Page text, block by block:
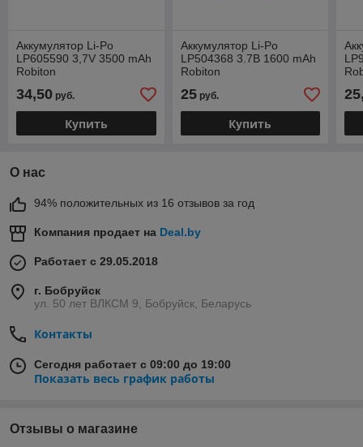
Аккумулятор Li-Po
LP605590 3,7V 3500 mAh
Robiton
34,50 руб.
Купить
Аккумулятор Li-Po
LP504368 3.7В 1600 mAh
Robiton
25руб.
Купить
О нас
94% положительных из 16 отзывов за год
Компания продает на Deal.by
Работает с 29.05.2018
г. Бобруйск
ул. 50 лет ВЛКСМ 9, Бобруйск, Беларусь
Контакты
Сегодня работает с 09:00 до 19:00
Показать весь график работы
Отзывы о магазине